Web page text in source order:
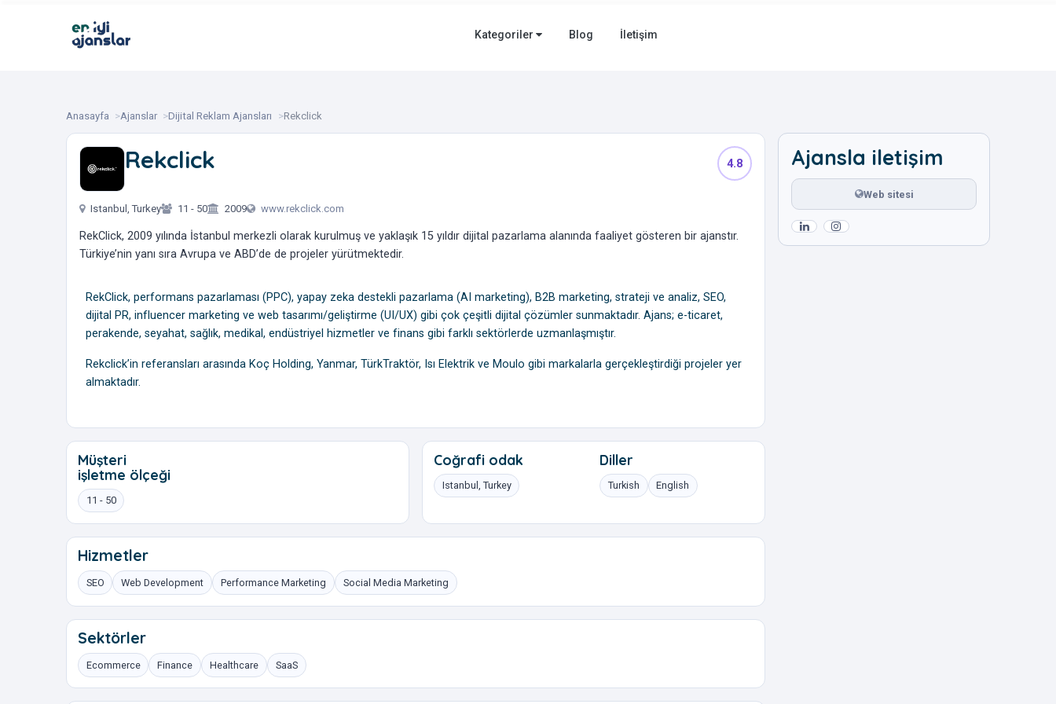
Kategoriler Blog İletişim
Anasayfa Ajanslar Dijital Reklam Ajansları Rekclick
Rekclick 4.8
Istanbul, Turkey 11 - 50 2009 www.rekclick.com
RekClick, 2009 yılında İstanbul merkezli olarak kurulmuş ve yaklaşık 15 yıldır dijital pazarlama alanında faaliyet gösteren bir ajanstır.
Türkiye’nin yanı sıra Avrupa ve ABD’de de projeler yürütmektedir.
​​​​​​​RekClick, performans pazarlaması (PPC), yapay zeka destekli pazarlama (AI marketing), B2B marketing, strateji ve analiz, SEO,
dijital PR, influencer marketing ve web tasarımı/geliştirme (UI/UX) gibi çok çeşitli dijital çözümler sunmaktadır. Ajans; e-ticaret,
perakende, seyahat, sağlık, medikal, endüstriyel hizmetler ve finans gibi farklı sektörlerde uzmanlaşmıştır.
Rekclick’in referansları arasında Koç Holding, Yanmar, TürkTraktör, Isı Elektrik ve Moulo gibi markalarla gerçekleştirdiği projeler yer
almaktadır.
Müşteri
işletme ölçeği
11 - 50
Coğrafi odak
Istanbul, Turkey
Diller
Turkish English
Hizmetler
SEO Web Development Performance Marketing Social Media Marketing
Sektörler
Ecommerce Finance Healthcare SaaS
Ajansla iletişim
Web sitesi